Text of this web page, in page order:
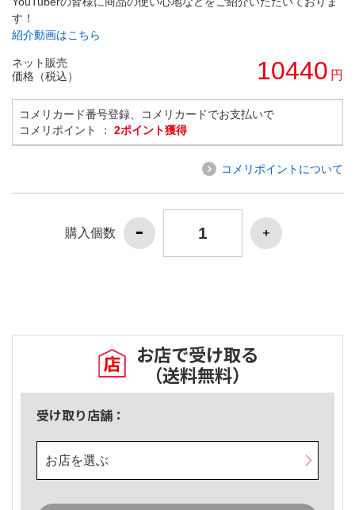
す！
紹介動画はこちら
ネット販売
価格（税込）
10440 円
コメリカード番号登録、コメリカードでお支払いで
コメリポイント ： 2ポイント獲得
コメリポイントについて
購入個数
お店で受け取る
（送料無料）
受け取り店舗：
お店を選ぶ